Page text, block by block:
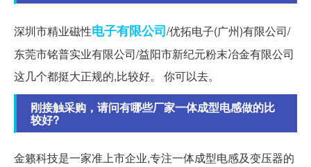
深圳市精业磁性电子有限公司/优拓电子(广州)有限公司/
东莞市铭普实业有限公司/益阳市新纪元粉末冶金有限公司
这几个都挺大正规的,比较好。 你可以去。
刚接触采购，请问有哪些厂家一体成型电感做的比
较好?
金籁科技是一家准上市企业,专注一体成型电感及变压器的